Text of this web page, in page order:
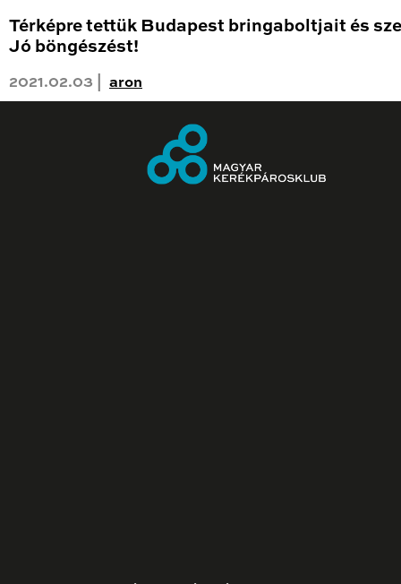
Térképre tettük Budapest bringaboltjait és
Jó böngészést!
2021.02.03 | aron